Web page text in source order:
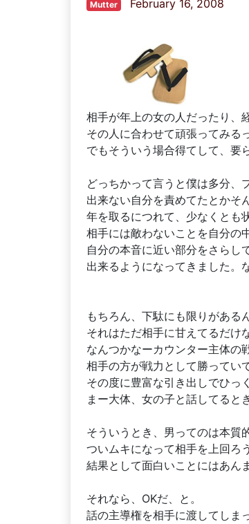
Mutter February 16, 2008
相手が年上の女の人だったり、
その人に合わせて頑張ってみる
でもそういう場合得てして、要
どっちかって言うと僕は多分、
出来ない自分を責めてたとかそ
年を取るにつれて、少なくとも
相手には敵わないことを自分の
自分の本音に近い部分をさらし
出来るようになってきました。
もちろん、下駄にも限りがある
それはただ相手に甘えてるだけ
なんつかなーカウンター主体の
相手の方が戦力として勝ってい
その度に豊富な引き出しでひっ
まー大体、女の子と話してると
そういうとき、男ってのは本質
ついムキになって相手を上回ろ
結果として面白いことにはあん
それなら、OKだ、と。
話の主導権を相手に渡してしま